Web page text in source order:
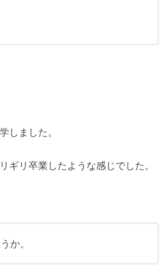
しました。
ギリ卒業したような感じでした。
か。